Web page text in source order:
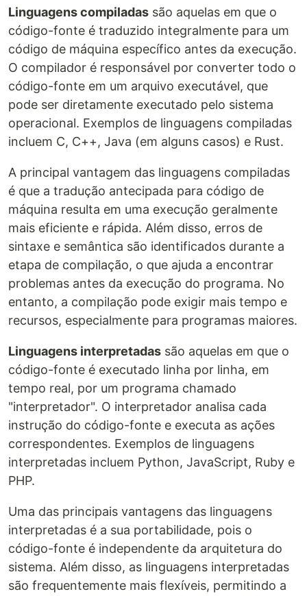
Linguagens compiladas são aquelas em que o
código-fonte é traduzido integralmente para um
código de máquina específico antes da execução.
O compilador é responsável por converter todo o
código-fonte em um arquivo executável, que
pode ser diretamente executado pelo sistema
operacional. Exemplos de linguagens compiladas
incluem C, C++, Java (em alguns casos) e Rust.
A principal vantagem das linguagens compiladas
é que a tradução antecipada para código de
máquina resulta em uma execução geralmente
mais eficiente e rápida. Além disso, erros de
sintaxe e semântica são identificados durante a
etapa de compilação, o que ajuda a encontrar
problemas antes da execução do programa. No
entanto, a compilação pode exigir mais tempo e
recursos, especialmente para programas maiores.
Linguagens interpretadas são aquelas em que o
código-fonte é executado linha por linha, em
tempo real, por um programa chamado
"interpretador". O interpretador analisa cada
instrução do código-fonte e executa as ações
correspondentes. Exemplos de linguagens
interpretadas incluem Python, JavaScript, Ruby e
PHP.
Uma das principais vantagens das linguagens
interpretadas é a sua portabilidade, pois o
código-fonte é independente da arquitetura do
sistema. Além disso, as linguagens interpretadas
são frequentemente mais flexíveis, permitindo a